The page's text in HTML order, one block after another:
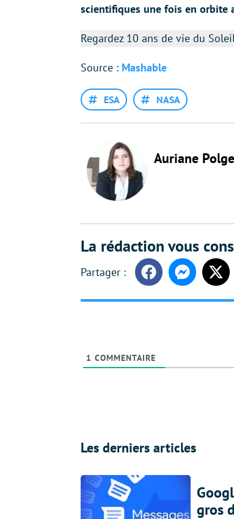
scientifiques une fois en orbite
Regardez 10 ans de vie du
Source : Mashable
ESA NASA
Auriane Polge
La rédaction vous
FacebookMessenger
1 COMMENTAIRE
Les derniers articles
gros